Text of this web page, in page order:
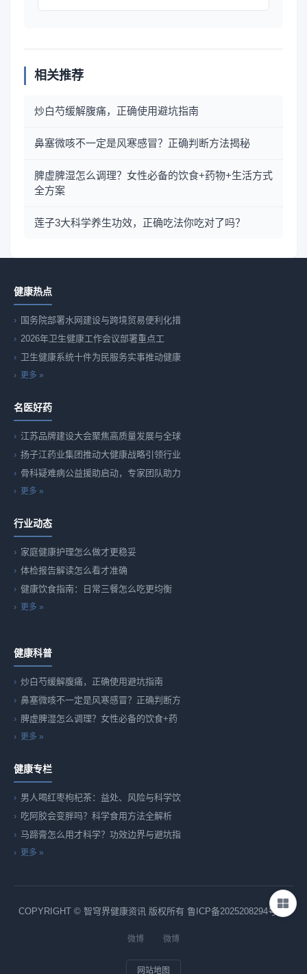
相关推荐
炒白芍缓解腹痛，正确使用避坑指南
鼻塞微咳不一定是风寒感冒？正确判断方法揭秘
脾虚脾湿怎么调理？女性必备的饮食+药物+生活方式
全方案
莲子3大科学养生功效，正确吃法你吃对了吗？
健康热点
国务院部署水网建设与跨境贸易便利化措
2026年卫生健康工作会议部署重点工
卫生健康系统十件为民服务实事推动健康
更多 »
名医好药
江苏品牌建设大会聚焦高质量发展与全球
扬子江药业集团推动大健康战略引领行业
骨科疑难病公益援助启动，专家团队助力
更多 »
行业动态
家庭健康护理怎么做才更稳妥
体检报告解读怎么看才准确
健康饮食指南：日常三餐怎么吃更均衡
更多 »
健康科普
炒白芍缓解腹痛，正确使用避坑指南
鼻塞微咳不一定是风寒感冒？正确判断方
脾虚脾湿怎么调理？女性必备的饮食+药
更多 »
健康专栏
男人喝红枣枸杞茶：益处、风险与科学饮
吃阿胶会变胖吗？科学食用方法全解析
马蹄膏怎么用才科学？功效边界与避坑指
更多 »
COPYRIGHT © 智穹界健康资讯 版权所有 鲁ICP备2025208294号-82
微博 微博
网站地图